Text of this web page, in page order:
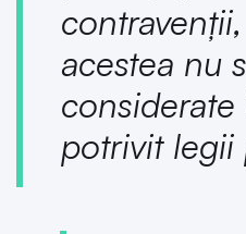
acestea nu
potrivit legii